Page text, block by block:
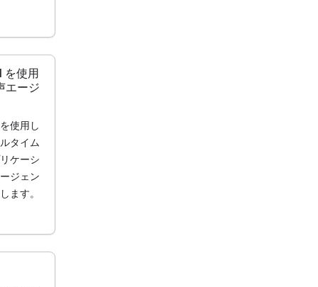
を使用
エージ
使用し
タイム
ケーシ
ジェン
ます。